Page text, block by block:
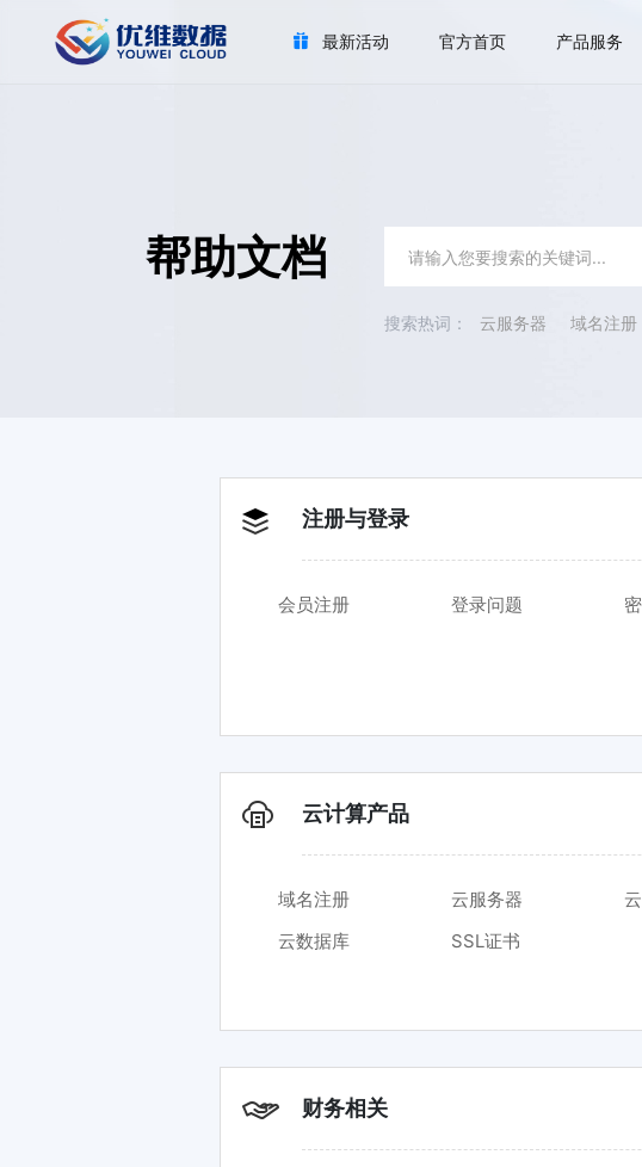
最新活动 官方首页 产品服务
帮助文档
云服务器 域名注册
注册与登录
会员注册 登录问题
云计算产品
域名注册 云服务器
云数据库
SSL证书
财务相关